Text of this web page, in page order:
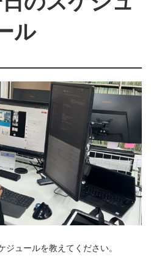
ル
ュールを教えてください。